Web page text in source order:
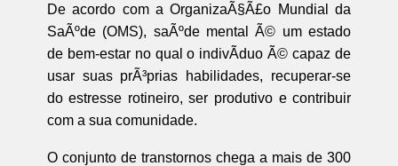
De acordo com a OrganizaÃ§Ã£o Mundial da
SaÃºde (OMS), saÃºde mental Ã© um estado
de bem-estar no qual o indivÃ­duo Ã© capaz de
usar suas prÃ³prias habilidades, recuperar-se
do estresse rotineiro, ser produtivo e contribuir
com a sua comunidade.
O conjunto de transtornos chega a mais de 300